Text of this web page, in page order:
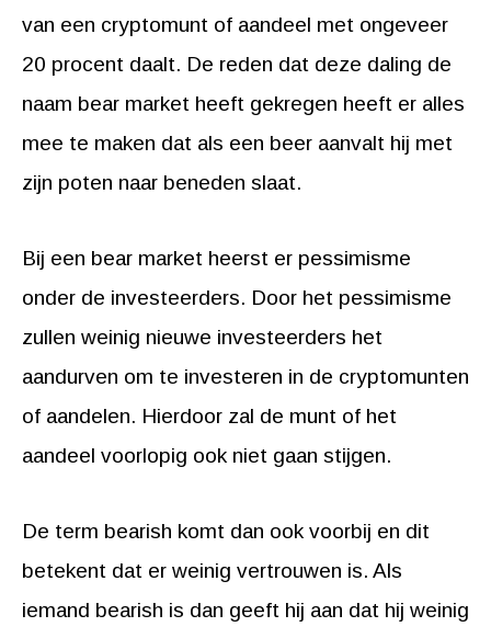
van een cryptomunt of aandeel met ongeveer
20 procent daalt. De reden dat deze daling de
naam bear market heeft gekregen heeft er alles
mee te maken dat als een beer aanvalt hij met
zijn poten naar beneden slaat.
Bij een bear market heerst er pessimisme
onder de investeerders. Door het pessimisme
zullen weinig nieuwe investeerders het
aandurven om te investeren in de cryptomunten
of aandelen. Hierdoor zal de munt of het
aandeel voorlopig ook niet gaan stijgen.
De term bearish komt dan ook voorbij en dit
betekent dat er weinig vertrouwen is. Als
iemand bearish is dan geeft hij aan dat hij weinig